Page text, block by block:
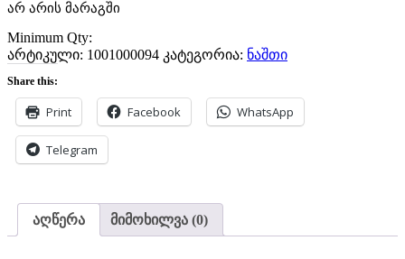
არ არის მარაგში
Minimum Qty:
არტიკული: 1001000094 კატეგორია: ნაშთი
Share this:
Print Facebook WhatsApp
Telegram
აღწერა მიმოხილვა (0)